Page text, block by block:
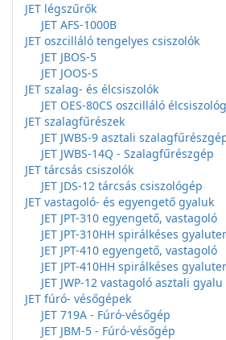
JET légszűrők
JET AFS-1000B
JET oszcilláló tengelyes csiszolók
JET JBOS-5
JET JOOS-S
JET szalag- és élcsiszolók
JET OES-80CS oszcilláló
JET szalagfűrészek
JET JWBS-9 asztali
JET JWBS-14Q - Szalagfűrészgép
JET tárcsás csiszolók
JET JDS-12 tárcsás csiszológép
JET vastagoló- és egyengető gyaluk
JET JPT-310 egyengető, vastagoló
JET JPT-310HH spirálkéses
JET JPT-410 egyengető, vastagoló
JET JPT-410HH spirálkéses
JET JWP-12 vastagoló asztali gyalu
JET fúró- vésőgépek
JET 719A - Fúró-vésőgép
JET JBM-5 - Fúró-vésőgép